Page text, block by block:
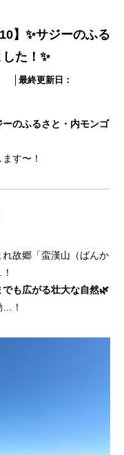
】✨サジーのふる
た！✨
最終更新日：
ーのふるさと・内モンゴ
す〜！
故郷「蛮漢山（ばんか
も広がる壮大な自然🌿
…！